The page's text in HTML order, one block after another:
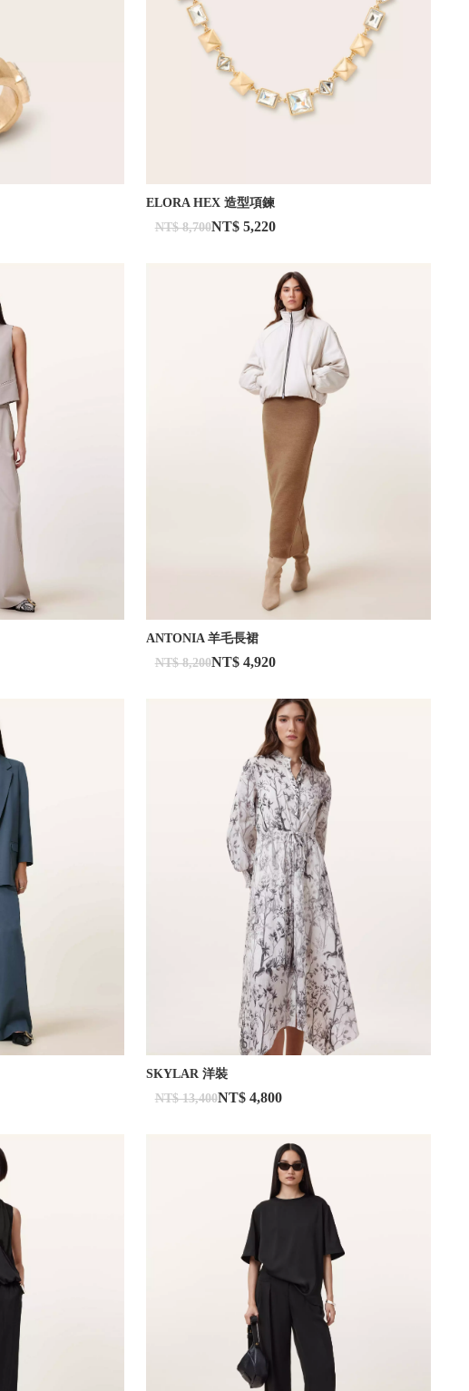
ELORA HEX 造型項鍊
NT$ 8,700NT$ 5,220
ANTONIA 羊毛長裙
NT$ 8,200NT$ 4,920
SKYLAR 洋裝
NT$ 13,400NT$ 4,800